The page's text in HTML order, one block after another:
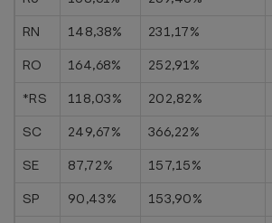
RN
148,38% 231,17%
RO
164,68% 252,91%
*RS
118,03% 202,82%
SC
249,67% 366,22%
SE
87,72% 157,15%
SP
90,43% 153,90%